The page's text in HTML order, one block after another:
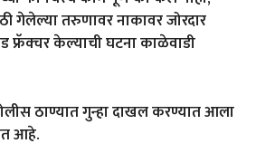
गेलेल्या तरुणावर नाकावर जोरदार
फ्रॅक्चर केल्याची घटना काळेवाडी
ठाण्यात गुन्हा दाखल करण्यात आला
आहे.